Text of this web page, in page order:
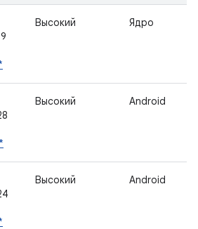
Высокий Ядро
*
Высокий Android
Высокий Android